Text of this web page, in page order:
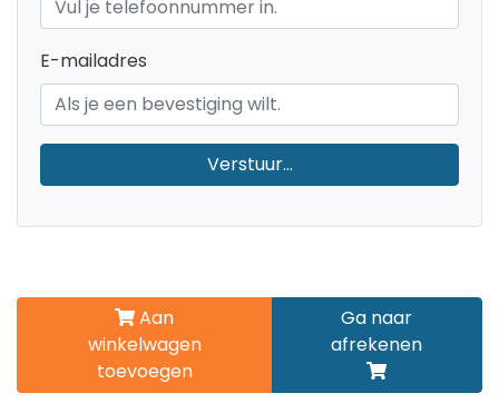
E-mailadres
Verstuur...
Aan
winkelwagen
toevoegen
Ga naar
afrekenen